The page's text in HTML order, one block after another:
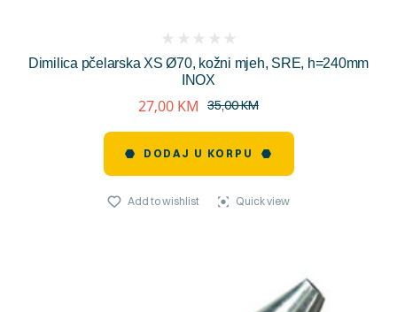
Dimilica pčelarska XS Ø70, kožni mjeh, SRE, h=240mm
INOX
reviews)
35,00KM
27,00 KM
DODAJ U KORPU
Add to wishlist Quick view